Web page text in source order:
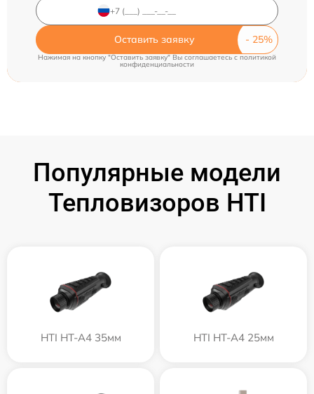
Оставить заявку
Нажимая на кнопку "Оставить заявку" Вы соглашаетесь cполитикой
конфиденциальности
Популярные модели
Тепловизоров HTI
HTI HT-A4 35мм HTI HT-A4 25мм